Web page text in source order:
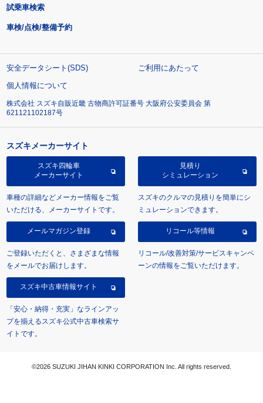
試乗車検索
車検/点検/整備予約
安全データシート(SDS)
ご利用にあたって
個人情報について
株式会社 スズキ自販近畿 古物商許可証番号 大阪府公安委員会 第
621121102187号
スズキメーカーサイト
スズキ四輪車
メーカーサイト
車種の詳細などメーカー情報をご覧
いただける、メーカーサイトです。
見積り
シミュレーション
スズキのクルマの見積りを簡単にシ
ミュレーションできます。
メールマガジン登録
ご登録いただくと、さまざまな情報
をメールでお届けします。
リコール等情報
リコール/改善対策/サービスキャンペ
ーンの情報をご覧いただけます。
スズキ中古車情報サイト
「安心・納得・充実」なラインアッ
プを揃えるスズキ公式中古車検索サ
イトです。
©2026 SUZUKI JIHAN KINKI CORPORATION Inc. All rights reserved.